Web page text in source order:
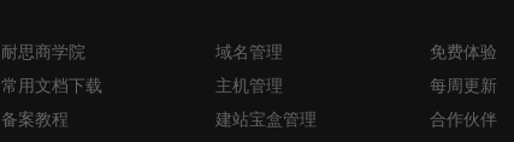
耐思商学院
常用文档下载
备案教程
域名管理
主机管理
建站宝盒管理
免费体验
每周更新
合作伙伴